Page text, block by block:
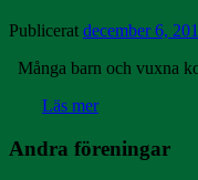
Publicerat december 6,
Många barn och vuxna
Läs mer
Andra föreningar